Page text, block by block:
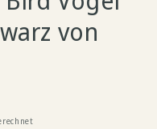
von